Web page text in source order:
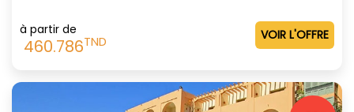
à partir de
460.786TND VOIR L'OFFRE